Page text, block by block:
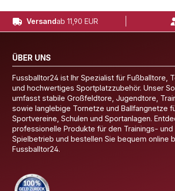
Versandab 11,90 EUR
ÜBER UNS
Fussballtor24 ist Ihr Spezialist für Fußballtore,
und hochwertiges Sportplatzzubehör. Unser
umfasst stabile Großfeldtore, Jugendtore,
sowie langlebige Tornetze und Ballfangnetze
Sportvereine, Schulen und Sportanlagen.
professionelle Produkte für den Trainings- und
Spielbetrieb und bestellen Sie bequem online
Fussballtor24.